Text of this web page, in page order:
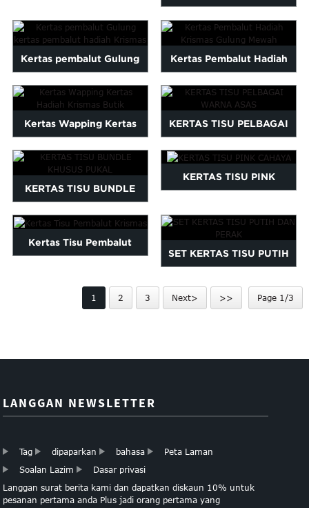
Persian
Sinhala
Samoan
Sundanese
Thai
Zulu
bercetak bungkus pa...
Kertas pembalut Gulung
kertas pembalut hadiah
Krismas
Kertas Pembalut Hadiah
Krismas Gulung Mewah
Kertas Wapping Kertas
Hadiah Krismas Butik
KERTAS TISU PELBAGAI
WARNA ASAS
KERTAS TISU BUNDLE
KHUSUS PUKAL
KERTAS TISU PINK
Kertas Tisu Pembalut
SET KERTAS TISU PUTIH
1 2 3 Next> >> Page 1/3
LANGGAN NEWSLETTER
Tag dipaparkan bahasa
Peta Laman
Soalan Lazim
Dasar privasi
Langgan surat berita kami dan dapatkan diskaun 10% untuk
pesanan pertama anda Plus jadi orang pertama yang